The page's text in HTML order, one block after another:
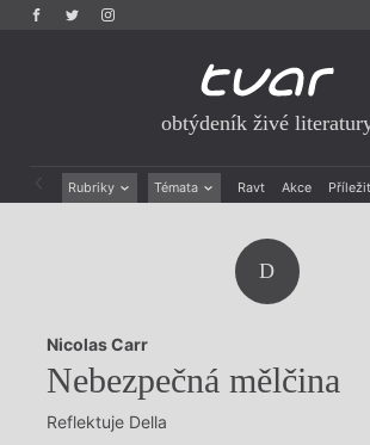
obtýdeník živé
Rubriky Témata Ravt Akce
Rozhovory
Dokument
Výroční ceny
D
Nicolas Carr
Nebezpečná mělčina
Reflektuje Della